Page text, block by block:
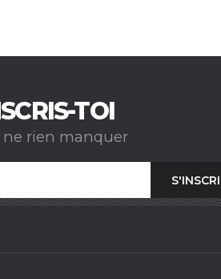
TOI
ne rien manquer